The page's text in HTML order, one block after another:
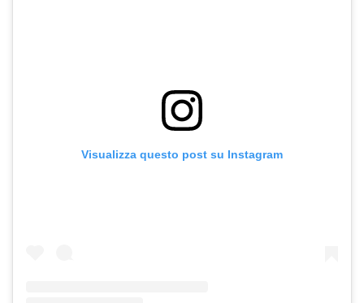
Visualizza questo post su Instagram